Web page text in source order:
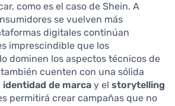
como es el caso de Shein. A
se vuelven más
digitales continúan
imprescindible que los
dominen los aspectos técnicos de
cuenten con una sólida
identidad de marca y el storytelling
permitirá crear campañas que no